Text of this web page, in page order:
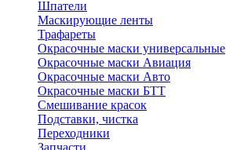
Шпатели
Маскирующие ленты
Трафареты
Окрасочные маски универсальные
Окрасочные маски Авиация
Окрасочные маски Авто
Окрасочные маски БТТ
Смешивание красок
Подставки, чистка
Переходники
Запчасти